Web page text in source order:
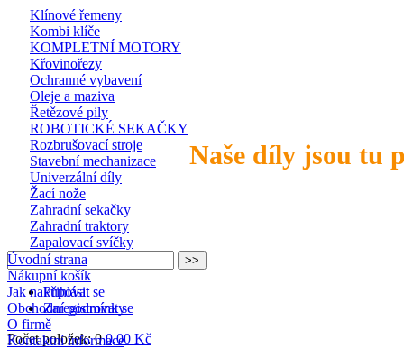
Naše díly jsou tu
Klínové řemeny
Kombi klíče
KOMPLETNÍ MOTORY
Křovinořezy
Ochranné vybavení
Oleje a maziva
Řetězové pily
ROBOTICKÉ SEKAČKY
Rozbrušovací stroje
Stavební mechanizace
Univerzální díly
Žací nože
Zahradní sekačky
Zahradní traktory
Zapalovací svíčky
Přihlásit se
Zaregistrovat se
Počet položek: 0 0,00 Kč
Úvodní strana
Nákupní košík
Jak nakupovat
Obchodní podmínky
O firmě
Kontaktní informace